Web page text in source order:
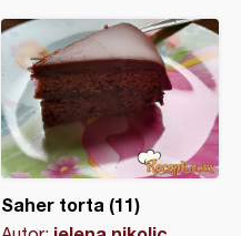
Saher torta (11)